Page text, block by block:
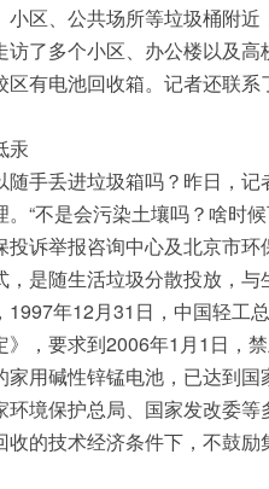
区、公共场所等垃圾桶附近
访了多个小区、办公楼以及
区有电池回收箱。记者还联
汞
随手丢进垃圾箱吗？昨日，
“不是会污染土壤吗？啥时
投诉举报咨询中心及北京市
是随生活垃圾分散投放，与
1997年12月31日，中国轻工
》，要求到2006年1月1日，
用碱性锌锰电池，已达到国
环境保护总局、国家发改委
收的技术经济条件下，不鼓